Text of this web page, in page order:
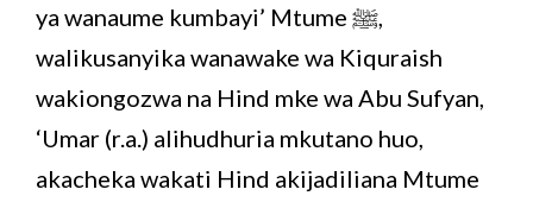
ya wanaume kumbayi’ Mtume ﷺ,
walikusanyika wanawake wa Kiquraish
wakiongozwa na Hind mke wa Abu Sufyan,
‘Umar (r.a.) alihudhuria mkutano huo,
akacheka wakati Hind akijadiliana Mtume